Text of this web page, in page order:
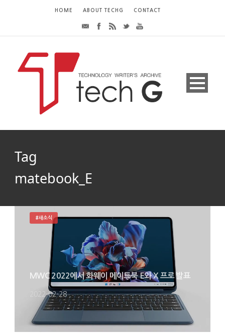
HOME ABOUT TECHG CONTACT
Tag
matebook_E
MWC 2022에서 화웨이 메이트북 E와 X 프로 발표
2022-02-28
#새소식